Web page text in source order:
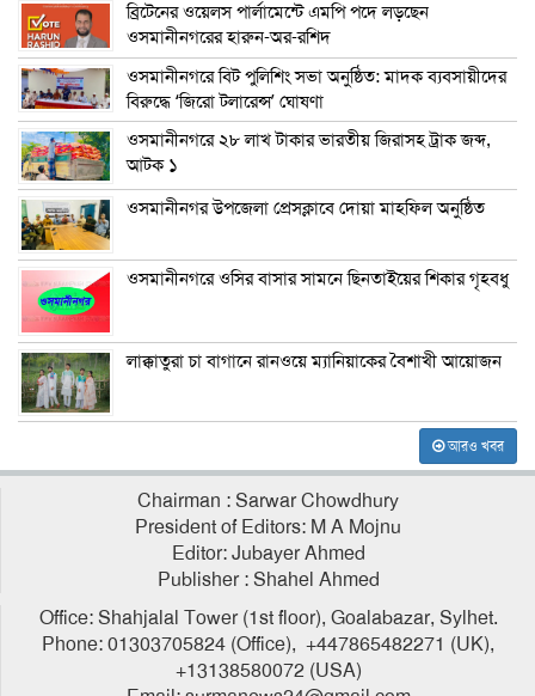
ব্রিটেনের ওয়েলস পার্লামেন্টে এমপি পদে লড়ছেন
ওসমানীনগরের হারুন-অর-রশিদ
ওসমানীনগরে বিট পুলিশিং সভা অনুষ্ঠিত: মাদক ব্যবসায়ীদের
বিরুদ্ধে ‘জিরো টলারেন্স’ ঘোষণা
ওসমানীনগরে ২৮ লাখ টাকার ভারতীয় জিরাসহ ট্রাক জব্দ,
আটক ১
ওসমানীনগর উপজেলা প্রেসক্লাবে দোয়া মাহফিল অনুষ্ঠিত
ওসমানীনগরে ওসির বাসার সামনে ছিনতাইয়ের শিকার গৃহবধু
লাক্কাতুরা চা বাগানে রানওয়ে ম্যানিয়াকের বৈশাখী আয়োজন
আরও খবর
Chairman : Sarwar Chowdhury
President of Editors: M A Mojnu
Editor: Jubayer Ahmed
Publisher : Shahel Ahmed
Office: Shahjalal Tower (1st floor), Goalabazar, Sylhet.
Phone: 01303705824 (Office), +447865482271 (UK),
+13138580072 (USA)